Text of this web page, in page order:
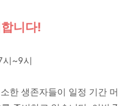
니다!
~9시
한 생존자들이 일정 기간 머